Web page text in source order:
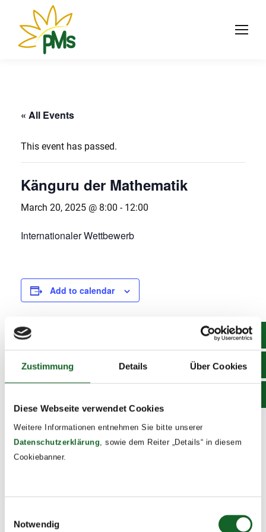
Zustimmung Details Über Cookies
Diese Webseite verwendet Cookies
Weitere Informationen entnehmen Sie bitte unserer
Datenschutzerklärung, sowie dem Reiter „Details“ in diesem
Cookiebanner.
Notwendig
« All Events
This event has passed.
Känguru der Mathematik
March 20, 2025 @ 8:00 - 12:00
Internationaler Wettbewerb
Add to calendar
Date:
March 20, 2025
Time:
8:00 - 12:00
Event Tags:
2024/25